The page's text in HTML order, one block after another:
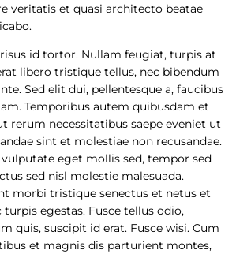
veritatis et quasi architecto beatae
id tortor. Nullam feugiat, turpis at
libero tristique tellus, nec bibendum
Sed elit dui, pellentesque a, faucibus
Temporibus autem quibusdam et
rerum necessitatibus saepe eveniet ut
sint et molestiae non recusandae.
eget mollis sed, tempor sed
sed nisl molestie malesuada.
morbi tristique senectus et netus et
turpis egestas. Fusce tellus odio,
quis, suscipit id erat. Fusce wisi. Cum
et magnis dis parturient montes,